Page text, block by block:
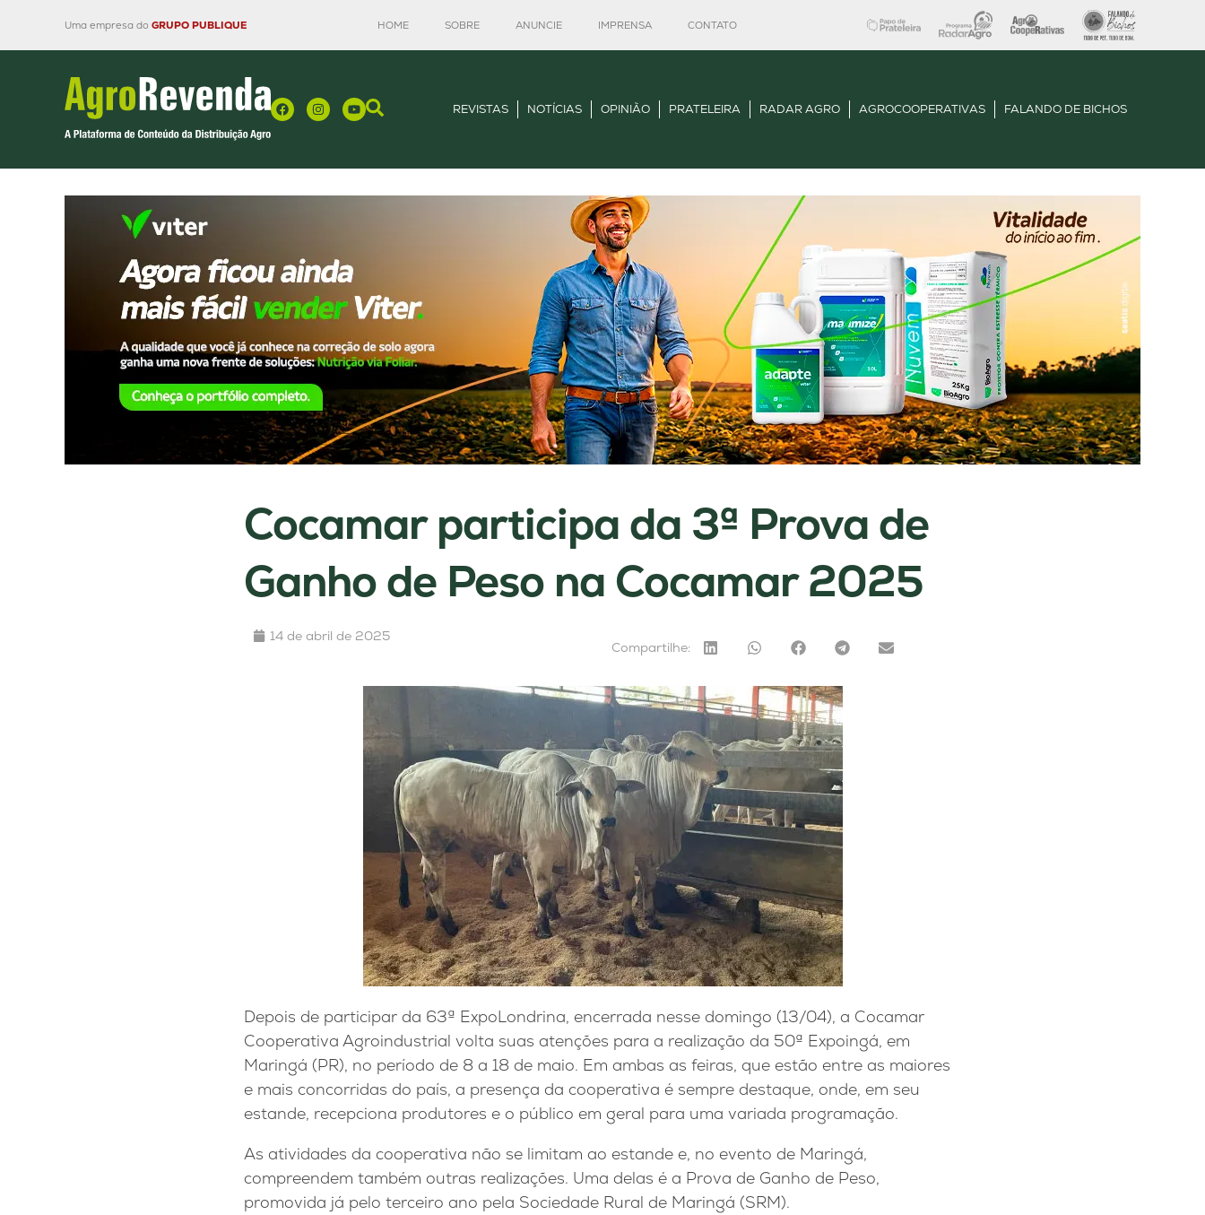
Uma empresa do GRUPO PUBLIQUE HOME SOBRE ANUNCIE IMPRENSA CONTATO
REVISTAS NOTÍCIAS OPINIÃO PRATELEIRA RADAR AGRO AGROCOOPERATIVAS FALANDO DE BICHOS
Cocamar participa da 3ª Prova de
Ganho de Peso na Cocamar 2025
14 de abril de 2025
Compartilhe:
Depois de participar da 63ª ExpoLondrina, encerrada nesse domingo (13/04), a Cocamar
Cooperativa Agroindustrial volta suas atenções para a realização da 50ª Expoingá, em
Maringá (PR), no período de 8 a 18 de maio. Em ambas as feiras, que estão entre as maiores
e mais concorridas do país, a presença da cooperativa é sempre destaque, onde, em seu
estande, recepciona produtores e o público em geral para uma variada programação.
As atividades da cooperativa não se limitam ao estande e, no evento de Maringá,
compreendem também outras realizações. Uma delas é a Prova de Ganho de Peso,
promovida já pelo terceiro ano pela Sociedade Rural de Maringá (SRM).